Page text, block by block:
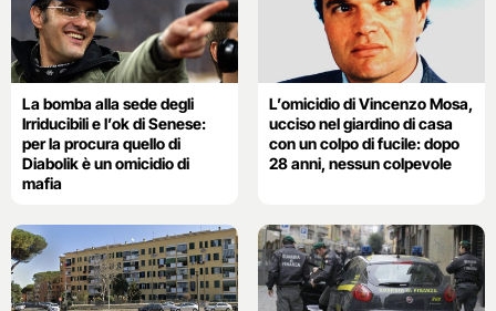
La bomba alla sede degli
Irriducibili e l’ok di Senese:
per la procura quello di
Diabolik è un omicidio di
mafia
L’omicidio di Vincenzo Mosa,
ucciso nel giardino di casa
con un colpo di fucile: dopo
28 anni, nessun colpevole